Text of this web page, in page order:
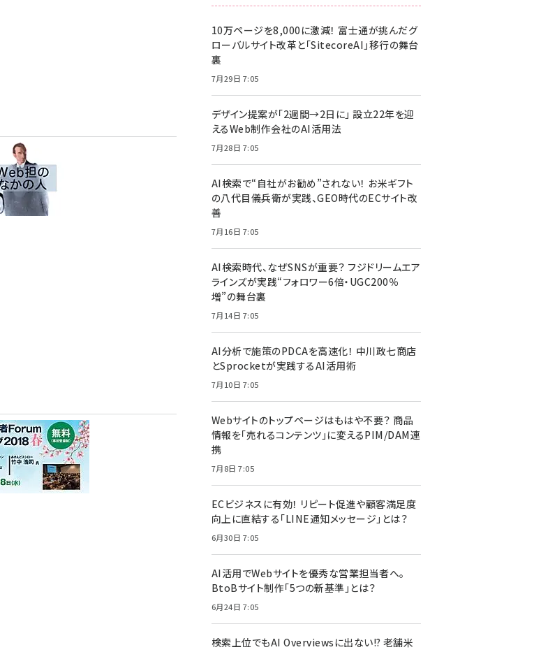
10万ページを8,000に激減！ 富士通が挑んだグ
ローバルサイト改革と「SitecoreAI」移行の舞台
裏
7月29日 7:05
デザイン提案が「2週間→2日に」 設立22年を迎
えるWeb制作会社のAI活用法
7月28日 7:05
AI検索で“自社がお勧め”されない！ お米ギフト
の八代目儀兵衛が実践、GEO時代のECサイト改
善
7月16日 7:05
AI検索時代、なぜSNSが重要？ フジドリームエア
ラインズが実践“フォロワー6倍・UGC200％
増”の舞台裏
7月14日 7:05
AI分析で施策のPDCAを高速化！ 中川政七商店
とSprocketが実践するAI活用術
7月10日 7:05
Webサイトのトップページはもはや不要？ 商品
情報を「売れるコンテンツ」に変えるPIM/DAM連
携
7月8日 7:05
ECビジネスに有効！ リピート促進や顧客満足度
向上に直結する「LINE通知メッセージ」とは？
6月30日 7:05
AI活用でWebサイトを優秀な営業担当者へ。
BtoBサイト制作「5つの新基準」とは？
6月24日 7:05
検索上位でもAI Overviewsに出ない!? 老舗米